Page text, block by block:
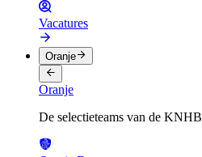
Vacatures
Oranje
Oranje
De selectieteams van de KNHB